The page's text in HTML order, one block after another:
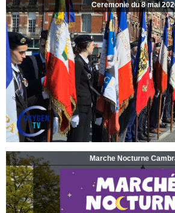
Ceremonie du 8 mai
Marche Nocturne